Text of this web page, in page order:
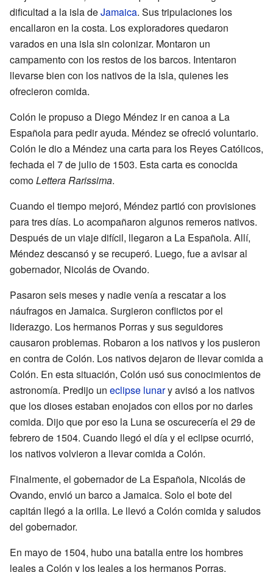
dificultad a la isla deJamaica. Sus tripulaciones los
encallaron en la costa. Los exploradores quedaron
varados en una isla sin colonizar. Montaron un
campamento con los restos de los barcos. Intentaron
llevarse bien con los nativos de la isla, quienes les
ofrecieron comida.
Colón le propuso a Diego Méndez ir en canoa a La
Española para pedir ayuda. Méndez se ofreció voluntario.
Colón le dio a Méndez una carta para los Reyes Católicos,
fechada el 7 de julio de 1503. Esta carta es conocida
comoLettera Rarissima.
Cuando el tiempo mejoró, Méndez partió con provisiones
para tres días. Lo acompañaron algunos remeros nativos.
Después de un viaje difícil, llegaron a La Española. Allí,
Méndez descansó y se recuperó. Luego, fue a avisar al
gobernador, Nicolás de Ovando.
Pasaron seis meses y nadie venía a rescatar a los
náufragos en Jamaica. Surgieron conflictos por el
liderazgo. Los hermanos Porras y sus seguidores
causaron problemas. Robaron a los nativos y los pusieron
en contra de Colón. Los nativos dejaron de llevar comida a
Colón. En esta situación, Colón usó sus conocimientos de
astronomía. Predijo un eclipse lunary avisó a los nativos
que los dioses estaban enojados con ellos por no darles
comida. Dijo que por eso la Luna se oscurecería el 29 de
febrero de 1504. Cuando llegó el día y el eclipse ocurrió,
los nativos volvieron a llevar comida a Colón.
Finalmente, el gobernador de La Española, Nicolás de
Ovando, envió un barco a Jamaica. Solo el bote del
capitán llegó a la orilla. Le llevó a Colón comida y saludos
del gobernador.
En mayo de 1504, hubo una batalla entre los hombres
leales a Colón y los leales a los hermanos Porras.